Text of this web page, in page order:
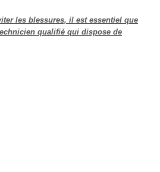
les blessures, il est essentiel que
qualifié qui dispose de